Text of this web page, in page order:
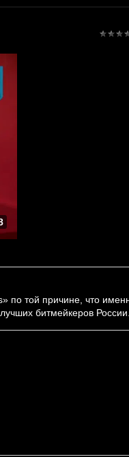
по той причине, что
битмейкеров